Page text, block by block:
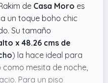
de Casa Moro es
un toque boho chic
Su tamaño
x 48.26 cms de
) la hace ideal para
mesita de noche,
Para un piso